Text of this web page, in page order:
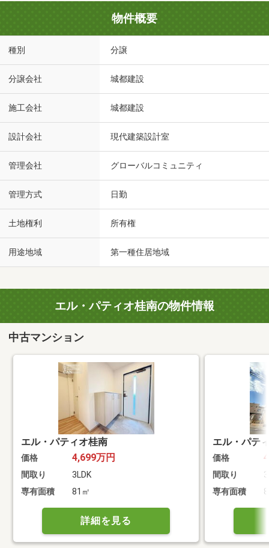
物件概要
種別 分譲
分譲会社 城都建設
施工会社 城都建設
設計会社 現代建築設計室
管理会社 グローバルコミュニティ
管理方式 日勤
土地権利 所有権
用途地域 第一種住居地域
エル・パティオ桂南の物件情報
中古マンション
エル・パティオ桂南
価格 4,699万円
間取り
3LDK
専有面積
81㎡
詳細を見る
エル・パテ
価格
間取り
専有面積